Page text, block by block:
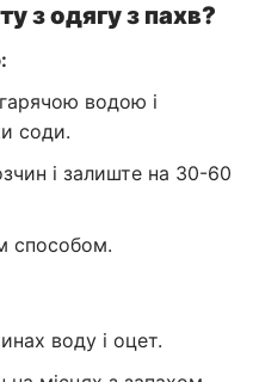
з одягу з пахв?
водою і
соди.
і залиште на 30-60
способом.
воду і оцет.